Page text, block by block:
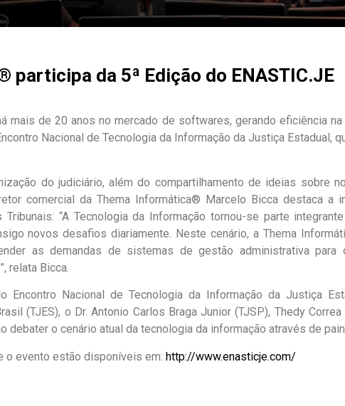
participa da 5ª Edição do ENASTIC.JE
mais de 20 anos no mercado de softwares, gerando eficiência
Nacional de Tecnologia da Informação da Justiça Estadual,
do judiciário, além do compartilhamento de ideias sobre
comercial da Thema Informática® Marcelo Bicca destaca a
“A Tecnologia da Informação tornou-se parte
novos desafios diariamente. Neste cenário, a Thema
as demandas de sistemas de gestão administrativa para
relata Bicca.
Encontro Nacional de Tecnologia da Informação da Justiça
(TJES), o Dr. Antonio Carlos Braga Junior (TJSP), Thedy
debater o cenário atual da tecnologia da informação através de
evento estão disponíveis em: http://www.enasticje.com/